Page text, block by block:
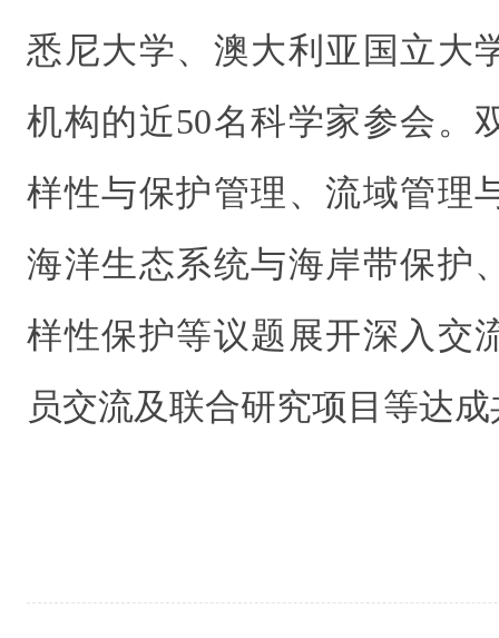
悉尼大学、澳大利亚国立大
机构的近50名科学家参会。
样性与保护管理、流域管理
海洋生态系统与海岸带保护
样性保护等议题展开深入交
员交流及联合研究项目等达